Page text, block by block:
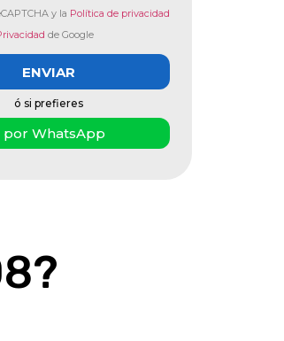
y la Política de privacidad
de Google
ENVIAR
ó si prefieres
por WhatsApp